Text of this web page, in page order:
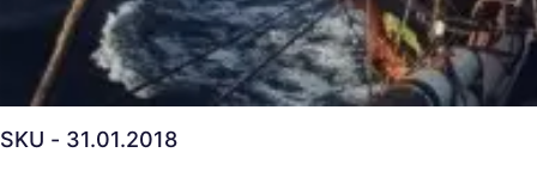
SKU - 31.01.2018